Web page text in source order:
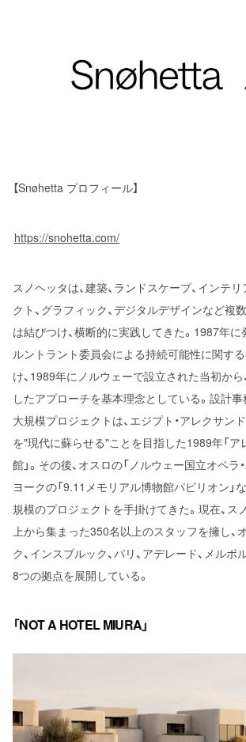
【Snøhetta プロフィール】
https://snohetta.com/
スノヘッタは、建築、ランドスケープ、インテリ
クト、グラフィック、デジタルデザインなど複
は結びつけ、横断的に実践してきた。1987年
ルントラント委員会による持続可能性に関す
け、1989年にノルウェーで設立された当初から
したアプローチを基本理念としている。設計
大規模プロジェクトは、エジプト・アレクサン
を"現代に蘇らせる"ことを目指した1989年「
館」。その後、オスロの「ノルウェー国立オペラ
ヨークの「9.11メモリアル博物館パビリオン」
規模のプロジェクトを手掛けてきた。現在、ス
上から集まった350名以上のスタッフを擁し、
ク、インスブルック、パリ、アデレード、メルボ
8つの拠点を展開している。
「NOT A HOTEL MIURA」